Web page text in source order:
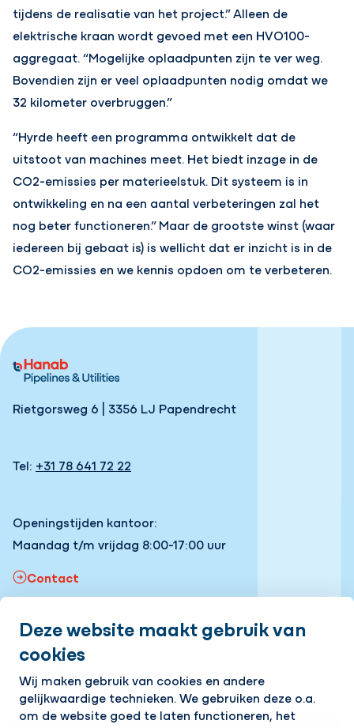
Deze website maakt gebruik van
cookies
Wij maken gebruik van cookies en andere
gelijkwaardige technieken. We gebruiken deze o.a.
om de website goed te laten functioneren, het
tijdens de realisatie van het project.” Alleen de
elektrische kraan wordt gevoed met een HVO100-
aggregaat. “Mogelijke oplaadpunten zijn te ver weg.
Bovendien zijn er veel oplaadpunten nodig omdat we
32 kilometer overbruggen.”
“Hyrde heeft een programma ontwikkelt dat de
uitstoot van machines meet. Het biedt inzage in de
CO2-emissies per materieelstuk. Dit systeem is in
ontwikkeling en na een aantal verbeteringen zal het
nog beter functioneren.” Maar de grootste winst (waar
iedereen bij gebaat is) is wellicht dat er inzicht is in de
CO2-emissies en we kennis opdoen om te verbeteren.
Rietgorsweg 6 | 3356 LJ Papendrecht
Tel: +31 78 641 72 22
Openingstijden kantoor:
Maandag t/m vrijdag 8:00-17:00 uur
Contact
Snel naar
Onze vacatures
LinkedInInstagramFacebookYouTube